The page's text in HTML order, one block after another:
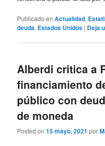
Publicado en Actualidad,
deuda, Estados Unidos | Deja
Alberdi critica a
financiamiento
público con
de moneda
Posted on15 mayo, 2021 por